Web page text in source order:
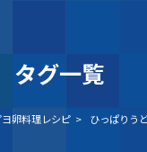
タグ一覧
ヨ卵料理レシピ > ひっぱりう